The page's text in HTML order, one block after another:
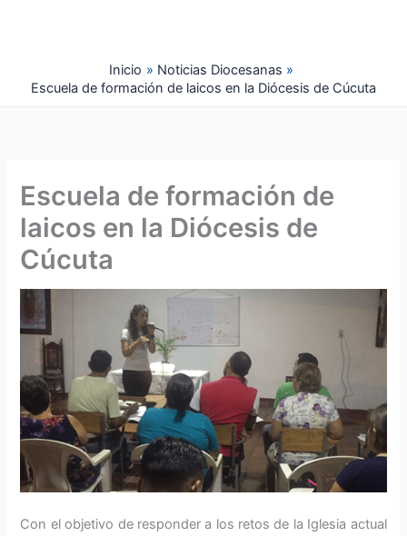
Inicio
Noticias Diocesanas
Escuela de formación de laicos en la Diócesis de Cúcuta
Escuela de formación de
laicos en la Diócesis de
Cúcuta
Con el objetivo de responder a los retos de la Iglesia actual